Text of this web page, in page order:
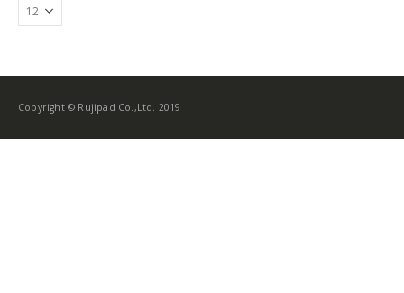
Copyright © Rujipad Co.,Ltd. 2019